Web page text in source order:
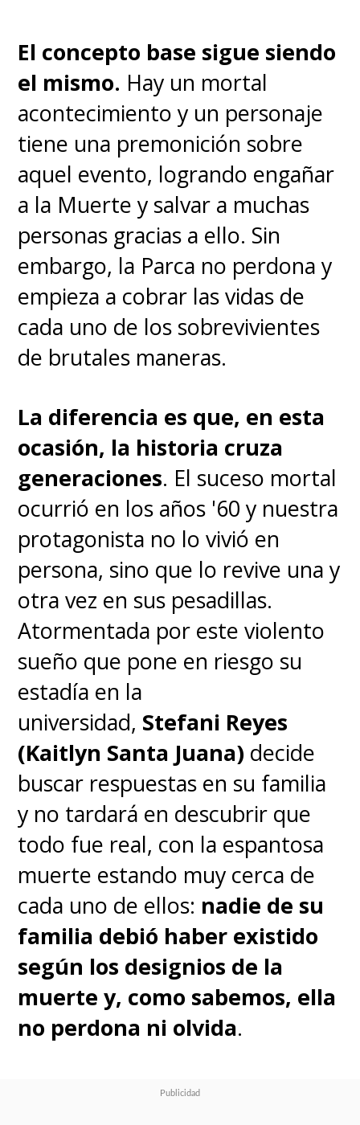
El concepto base sigue siendo
el mismo. Hay un mortal
acontecimiento y un personaje
tiene una premonición sobre
aquel evento, logrando engañar
a la Muerte y salvar a muchas
personas gracias a ello. Sin
embargo, la Parca no perdona y
empieza a cobrar las vidas de
cada uno de los sobrevivientes
de brutales maneras.
La diferencia es que, en esta
ocasión, la historia cruza
generaciones. El suceso mortal
ocurrió en los años '60 y nuestra
protagonista no lo vivió en
persona, sino que lo revive una y
otra vez en sus pesadillas.
Atormentada por este violento
sueño que pone en riesgo su
estadía en la
universidad, Stefani Reyes
(Kaitlyn Santa Juana) decide
buscar respuestas en su familia
y no tardará en descubrir que
todo fue real, con la espantosa
muerte estando muy cerca de
cada uno de ellos: nadie de su
familia debió haber existido
según los designios de la
muerte y, como sabemos, ella
no perdona ni olvida.